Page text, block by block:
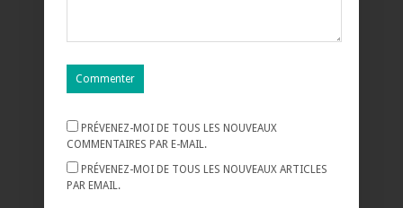
PRÉVENEZ-MOI DE TOUS LES NOUVEAUX
COMMENTAIRES PAR E-MAIL.
PRÉVENEZ-MOI DE TOUS LES NOUVEAUX ARTICLES
PAR EMAIL.